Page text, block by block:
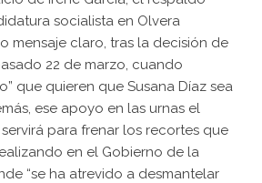
socialista en Olvera
mensaje claro, tras la decisión de
22 de marzo, cuando
que quieren que Susana Díaz sea
ese apoyo en las urnas el
para frenar los recortes que
en el Gobierno de la
“se ha atrevido a desmantelar